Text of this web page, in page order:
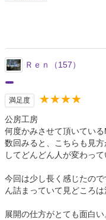
Ｒｅｎ（157）
満足度 ★★★★
公房工房
何度かみさせて頂いている
数回みると、こちらも見
してどんどん人が変わっ
今回は少し長く感じたの
ん詰まっていて見どころは
展開の仕方がとても面白い